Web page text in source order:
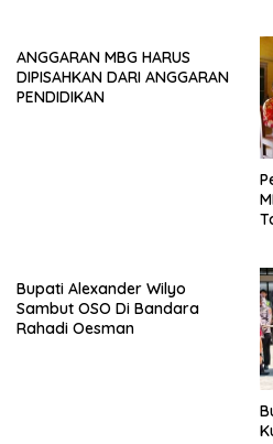
ANGGARAN MBG HARUS
DIPISAHKAN DARI ANGGARAN
PENDIDIKAN
Bupati Alexander Wilyo
Sambut OSO Di Bandara
Rahadi Oesman